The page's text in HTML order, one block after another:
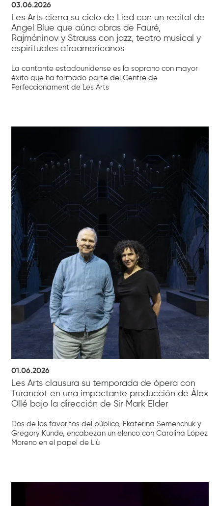
03.06.2026
Les Arts cierra su ciclo de Lied con un recital de
Angel Blue que aúna obras de Fauré,
Rajmáninov y Strauss con jazz, teatro musical y
espirituales afroamericanos
La cantante estadounidense es la soprano con mayor
éxito que ha formado parte del Centre de
Perfeccionament de Les Arts
01.06.2026
Les Arts clausura su temporada de ópera con
Turandot en una impactante producción de Àlex
Ollé bajo la dirección de Sir Mark Elder
Dos de los favoritos del público, Ekaterina Semenchuk y
Gregory Kunde, encabezan un elenco con Carolina López
Moreno en el papel de Liù